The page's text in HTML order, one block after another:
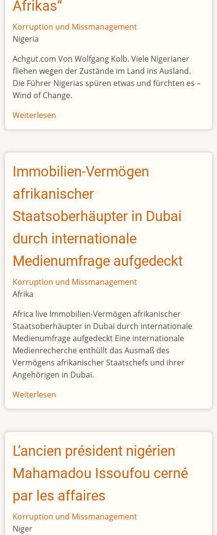
Afrikas“
Korruption und Missmanagement
Nigeria
Achgut.com Von Wolfgang Kolb. Viele Nigerianer
fliehen wegen der Zustände im Land ins Ausland.
Die Führer Nigerias spüren etwas und fürchten es –
Wind of Change.
Weiterlesen
Nigeria,
„kranke
Mann
Afrikas“
Immobilien-Vermögen
afrikanischer
Staatsoberhäupter in Dubai
durch internationale
Medienumfrage aufgedeckt
Korruption und Missmanagement
Afrika
Africa live Immobilien-Vermögen afrikanischer
Staatsoberhäupter in Dubai durch internationale
Medienumfrage aufgedeckt Eine internationale
Medienrecherche enthüllt das Ausmaß des
Vermögens afrikanischer Staatschefs und ihrer
Angehörigen in Dubai.
Weiterlesen
Immobilien-
afrikanischer
Staatsoberhäupter
in
Dubai
durch
internationale
Medienumfrage
aufgedeckt
L’ancien président nigérien
Mahamadou Issoufou cerné
par les affaires
Korruption und Missmanagement
Niger